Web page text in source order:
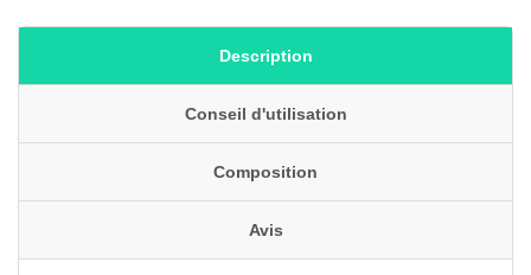
Description
Conseil d'utilisation
Composition
Avis